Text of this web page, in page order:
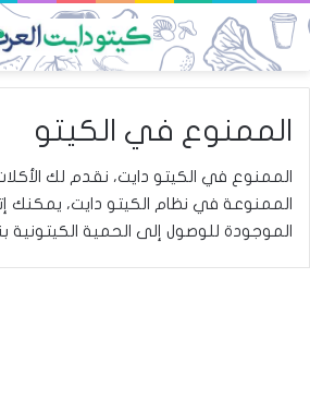
الممنوع في الكيتو
الممنوع في الكيتو دايت، نقدم لك
الممنوعة في نظام الكيتو دايت، يمكنك
الموجودة للوصول إلى الحمية الكيتونية